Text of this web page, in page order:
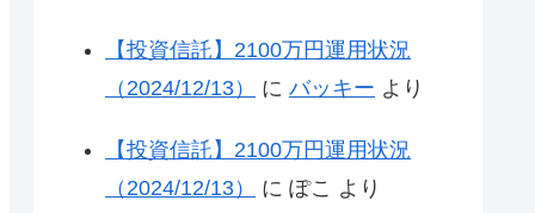
【投資信託】2100万円運用状況
（2024/12/13）
に バッキー より
【投資信託】2100万円運用状況
（2024/12/13）
に ぽこ より